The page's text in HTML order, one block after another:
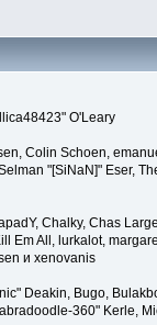
O'Leary
Colin Schoen,
"[SiNaN]" Eser,
Chalky, Chas
Em All, lurkalot,
и xenovanis
Deakin, Bugo,
360" Kerle,